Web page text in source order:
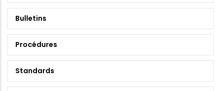
Bulletins
Procédures
Standards